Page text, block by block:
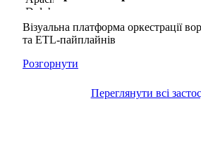
Візуальна платформа оркестрації
та ETL-пайплайнів
Розгорнути
Переглянути всі